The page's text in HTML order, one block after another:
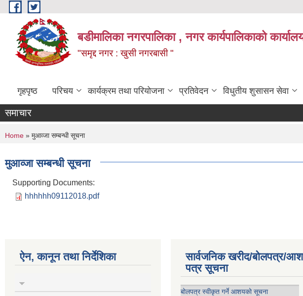
Skip to main content
बडीमालिका नगरपालिका , नगर कार्यपालिकाको
"समृद्द नगर : खुसी नगरबासी "
गृहपृष्ठ परिचय कार्यक्रम तथा परियोजना प्रतिवेदन विधुतीय शुसासन सेवा
समाचार
You are here
Home » मुआव्जा सम्बन्धी सूचना
मुआव्जा सम्बन्धी सूचना
Supporting Documents:
hhhhhh09112018.pdf
ऐन, कानून तथा निर्देशिका
सार्वजनिक खरीद/बोलपत्र/
पत्र सूचना
बोलपत्र स्वीकृत गर्ने आशयको सूचना